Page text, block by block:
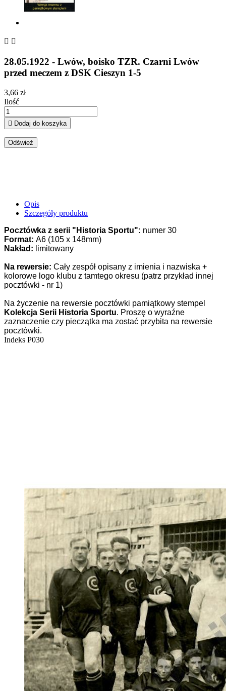
 
28.05.1922 - Lwów, boisko TZR. Czarni Lwów
przed meczem z DSK Cieszyn 1-5
3,66 zł
Ilość
 Dodaj do koszyka
Opis
Szczegóły produktu
Pocztówka z serii "Historia Sportu": numer 30
Format: A6 (105 x 148mm)
Nakład: limitowany
Na rewersie: Cały zespół opisany z imienia i nazwiska +
kolorowe logo klubu z tamtego okresu (patrz przykład innej
pocztówki - nr 1)
Na życzenie na rewersie pocztówki pamiątkowy stempel
Kolekcja Serii Historia Sportu. Proszę o wyraźne
zaznaczenie czy pieczątka ma zostać przybita na rewersie
pocztówki.
Indeks P030